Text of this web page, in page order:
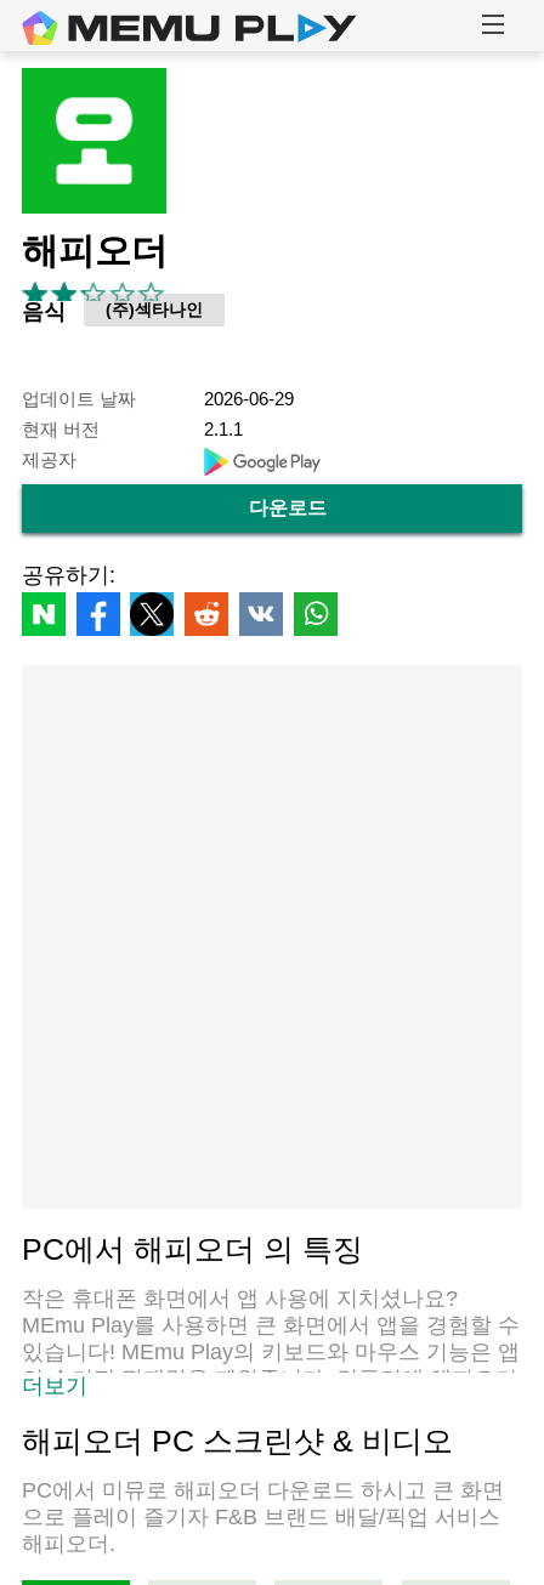
해피오더
음식 (주)섹타나인
업데이트 날짜
2026-06-29
현재 버전
2.1.1
제공자
다운로드
공유하기:
PC에서 해피오더 의 특징
작은 휴대폰 화면에서 앱 사용에 지치셨나요?
MEmu Play를 사용하면 큰 화면에서 앱을 경험할 수
있습니다! MEmu Play의 키보드와 마우스 기능은 앱
의 숨겨진 잠재력을 깨워줍니다. 컴퓨터에 해피오더
걱정 없이 좋아하는 앱을 즐길 수 있습니다. MEmu
Play를 사용하면 컴퓨터에서 앱을 쉽게 사용할 수 있
으며, 언제나 고품질 경험을 보장합니다!
더보기
해피오더 PC 스크린샷 & 비디오
PC에서 미뮤로 해피오더 다운로드 하시고 큰 화면
으로 플레이 즐기자 F&B 브랜드 배달/픽업 서비스
해피오더.